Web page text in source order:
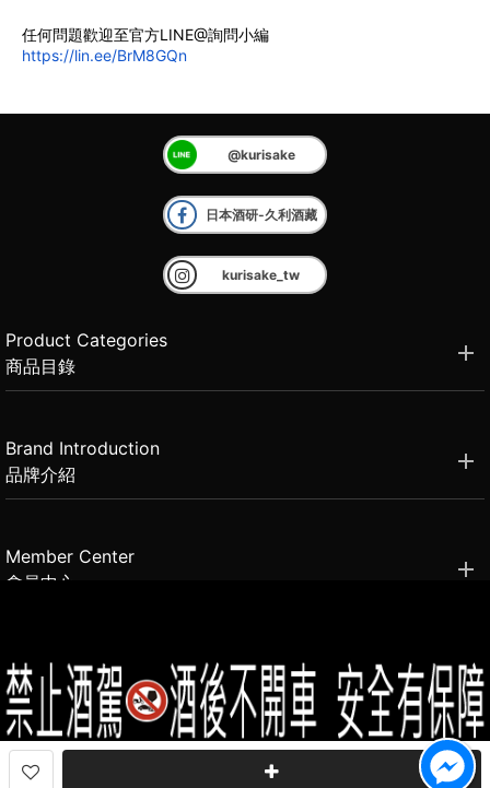
任何問題歡迎至官方LINE@詢問小編
https://lin.ee/BrM8GQn
@kurisake
日本酒研-久利酒藏
kurisake_tw
Product Categories
商品目錄
Brand Introduction
品牌介紹
Member Center
會員中心
2021思橙國際有限公司 版權所有 禁止轉貼節錄 All rights reserved.